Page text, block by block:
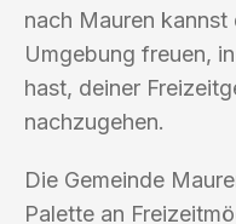
nach Mauren
Umgebung freuen,
hast, deiner
nachzugehen.
Die Gemeinde
Palette an